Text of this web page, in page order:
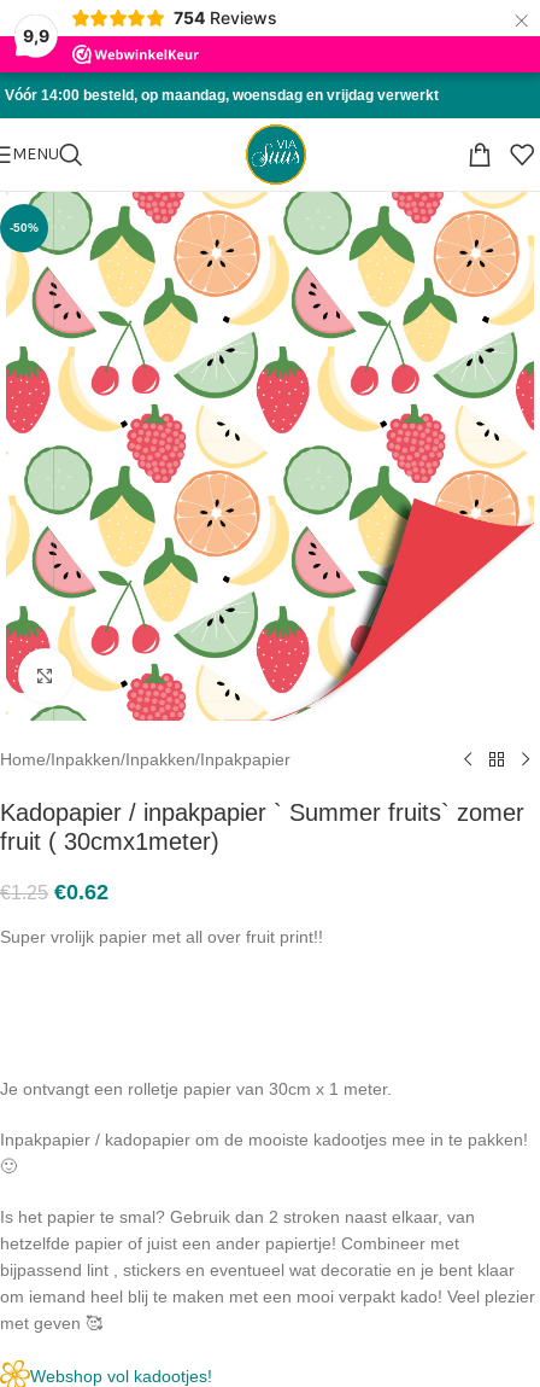
9,9
754 Reviews ×
Skip to navigation
Skip to main content
Vóór 14:00 besteld, op maandag, woensdag en vrijdag verwerkt
MENU
-50%
Click to enlarge
Home/Inpakken/Inpakken/Inpakpapier
Kadopapier / inpakpapier ` Summer fruits` zomer
fruit ( 30cmx1meter)
€1.25 €0.62
Super vrolijk papier met all over fruit print!!
Je ontvangt een rolletje papier van 30cm x 1 meter.
Inpakpapier / kadopapier om de mooiste kadootjes mee in te pakken!
🙂
Is het papier te smal? Gebruik dan 2 stroken naast elkaar, van
hetzelfde papier of juist een ander papiertje! Combineer met
bijpassend lint , stickers en eventueel wat decoratie en je bent klaar
om iemand heel blij te maken met een mooi verpakt kado! Veel plezier
met geven 🥰
Webshop vol kadootjes!